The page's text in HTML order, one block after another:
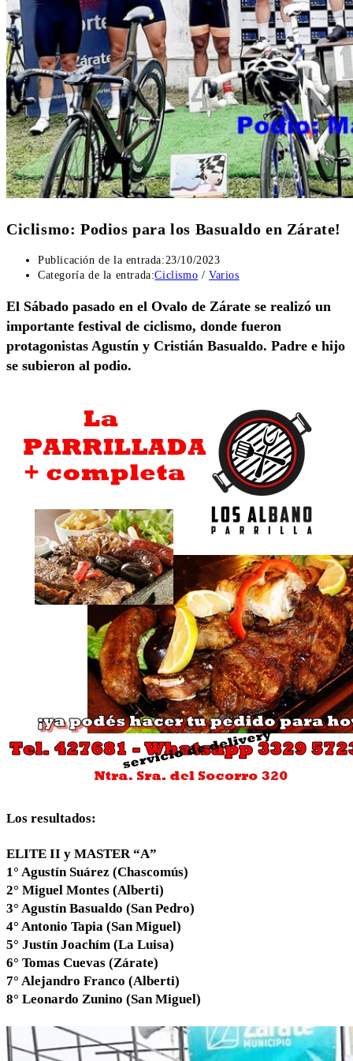
Ciclismo: Podios para los Basualdo en Zárate!
Publicación de la entrada:23/10/2023
Categoría de la entrada:Ciclismo / Varios
El Sábado pasado en el Ovalo de Zárate se realizó un
importante festival de ciclismo, donde fueron
protagonistas Agustín y Cristián Basualdo. Padre e hijo
se subieron al podio.
Los resultados:
ELITE II y MASTER “A”
1° Agustín Suárez (Chascomús)
2° Miguel Montes (Alberti)
3° Agustín Basualdo (San Pedro)
4° Antonio Tapia (San Miguel)
5° Justín Joachím (La Luisa)
6° Tomas Cuevas (Zárate)
7° Alejandro Franco (Alberti)
8° Leonardo Zunino (San Miguel)